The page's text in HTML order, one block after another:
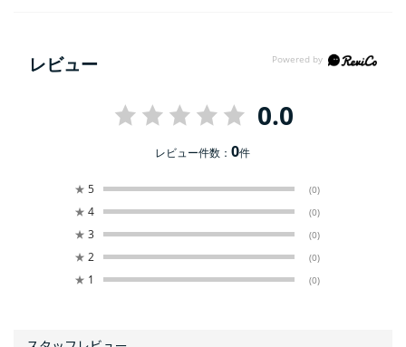
レビュー
0.0
レビュー件数：0件
★ 5 (0)
★ 4 (0)
★ 3 (0)
★ 2 (0)
★ 1 (0)